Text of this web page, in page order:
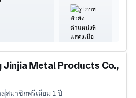
Jinjia Metal Products Co.,
สมาชิกพรีเมียม 1 ปี